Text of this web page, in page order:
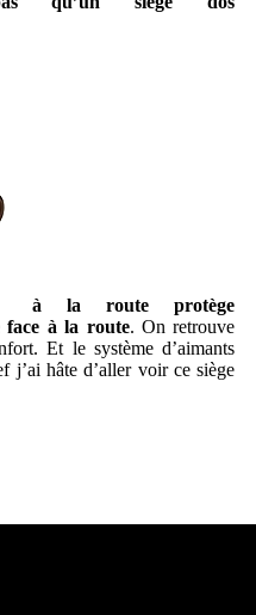
à la route protège
face à la route. On retrouve
Et le système d’aimants
j’ai hâte d’aller voir ce siège